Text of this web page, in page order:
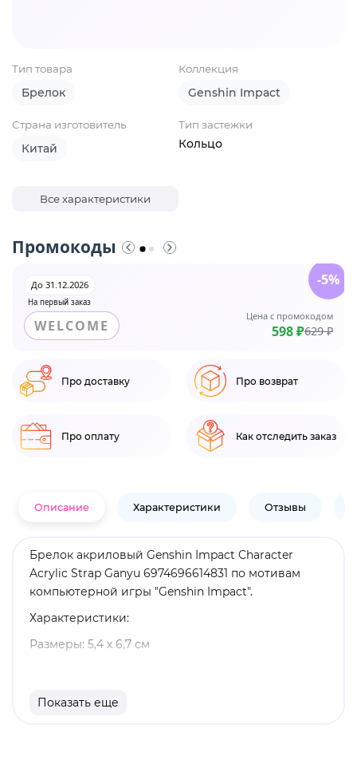
Тип товара
Брелок
Коллекция
Genshin Impact
Страна изготовитель
Китай
Тип застежки
Кольцо
Все характеристики
Промокоды
На первый заказ
До 31.12.2026
WELCOME
Цена с промокодом
598 ₽629 ₽
-5%
Про доставку Про возврат
Про оплату Как отследить заказ
Описание Характеристики Отзывы
Брелок акриловый Genshin Impact Character
Acrylic Strap Ganyu 6974696614831 по мотивам
компьютерной игры "Genshin Impact".
Характеристики:
Размеры: 5,4 х 6,7 см
Оригинальный и официально лицензированный
Показать еще